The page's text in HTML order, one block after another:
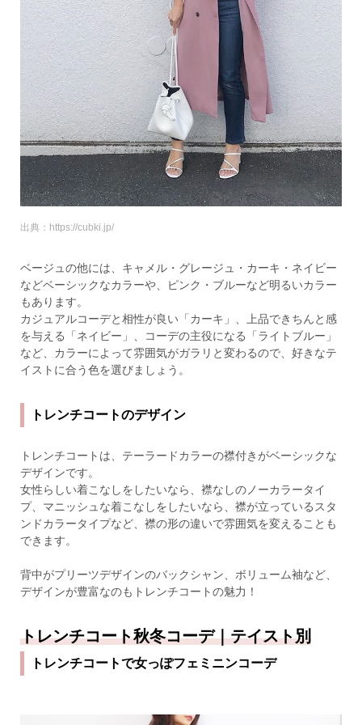
出典：https://cubki.jp/
ベージュの他には、キャメル・グレージュ・カーキ・ネイビー
などベーシックなカラーや、ピンク・ブルーなど明るいカラー
もあります。
カジュアルコーデと相性が良い「カーキ」、上品できちんと感
を与える「ネイビー」、コーデの主役になる「ライトブルー」
など、カラーによって雰囲気がガラリと変わるので、好きなテ
イストに合う色を選びましょう。
トレンチコートのデザイン
トレンチコートは、テーラードカラーの襟付きがベーシックな
デザインです。
女性らしい着こなしをしたいなら、襟なしのノーカラータイ
プ、マニッシュな着こなしをしたいなら、襟が立っているスタ
ンドカラータイプなど、襟の形の違いで雰囲気を変えることも
できます。
背中がプリーツデザインのバックシャン、ボリューム袖など、
デザインが豊富なのもトレンチコートの魅力！
トレンチコート秋冬コーデ｜テイスト別
トレンチコートで女っぽフェミニンコーデ